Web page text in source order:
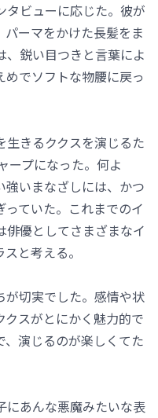
タビューに応じた。彼が
ーマをかけた長髪をま
、鋭い目つきと言葉によ
でソフトな物腰に戻っ
きるククスを演じるた
ープになった。何よ
強いまなざしには、かつ
ていた。これまでのイ
俳優としてさまざまなイ
と考える。
が切実でした。感情や状
スがとにかく魅力的で
演じるのが楽しくてた
にあんな悪魔みたいな表